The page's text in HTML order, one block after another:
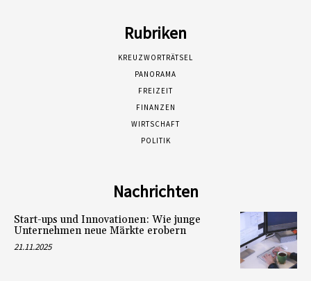
Rubriken
KREUZWORTRÄTSEL
PANORAMA
FREIZEIT
FINANZEN
WIRTSCHAFT
POLITIK
Nachrichten
Start-ups und Innovationen: Wie junge
Unternehmen neue Märkte erobern
21.11.2025